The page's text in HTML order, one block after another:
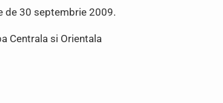
de 30 septembrie 2009.
Centrala si Orientala